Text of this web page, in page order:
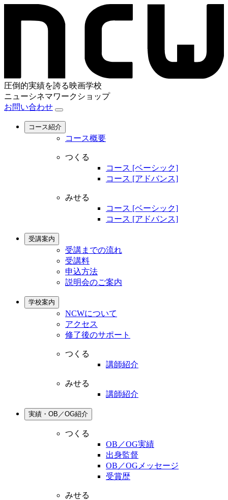
圧倒的実績を誇る映画学校
ニューシネマワークショップ
お問い合わせ
コース紹介
コース概要
つくる
コース [ベーシック]
コース [アドバンス]
みせる
コース [ベーシック]
コース [アドバンス]
受講案内
受講までの流れ
受講料
申込方法
説明会のご案内
学校案内
NCWについて
アクセス
修了後のサポート
つくる
講師紹介
みせる
講師紹介
実績・OB／OG紹介
つくる
OB／OG実績
出身監督
OB／OGメッセージ
受賞歴
みせる